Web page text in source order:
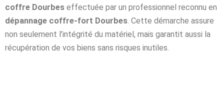
coffre Dourbes effectuée par un professionnel reconnu en
dépannage coffre-fort Dourbes. Cette démarche assure
non seulement l’intégrité du matériel, mais garantit aussi la
récupération de vos biens sans risques inutiles.